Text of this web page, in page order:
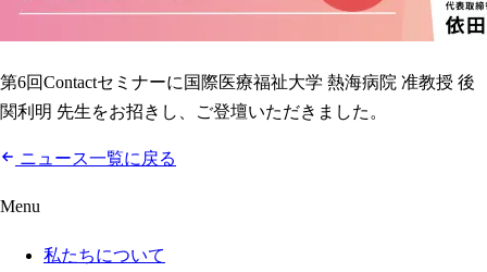
第6回Contactセミナーに国際医療福祉大学 熱海病院 准教授 後
関利明 先生をお招きし、ご登壇いただきました。
ニュース一覧に戻る
Menu
私たちについて